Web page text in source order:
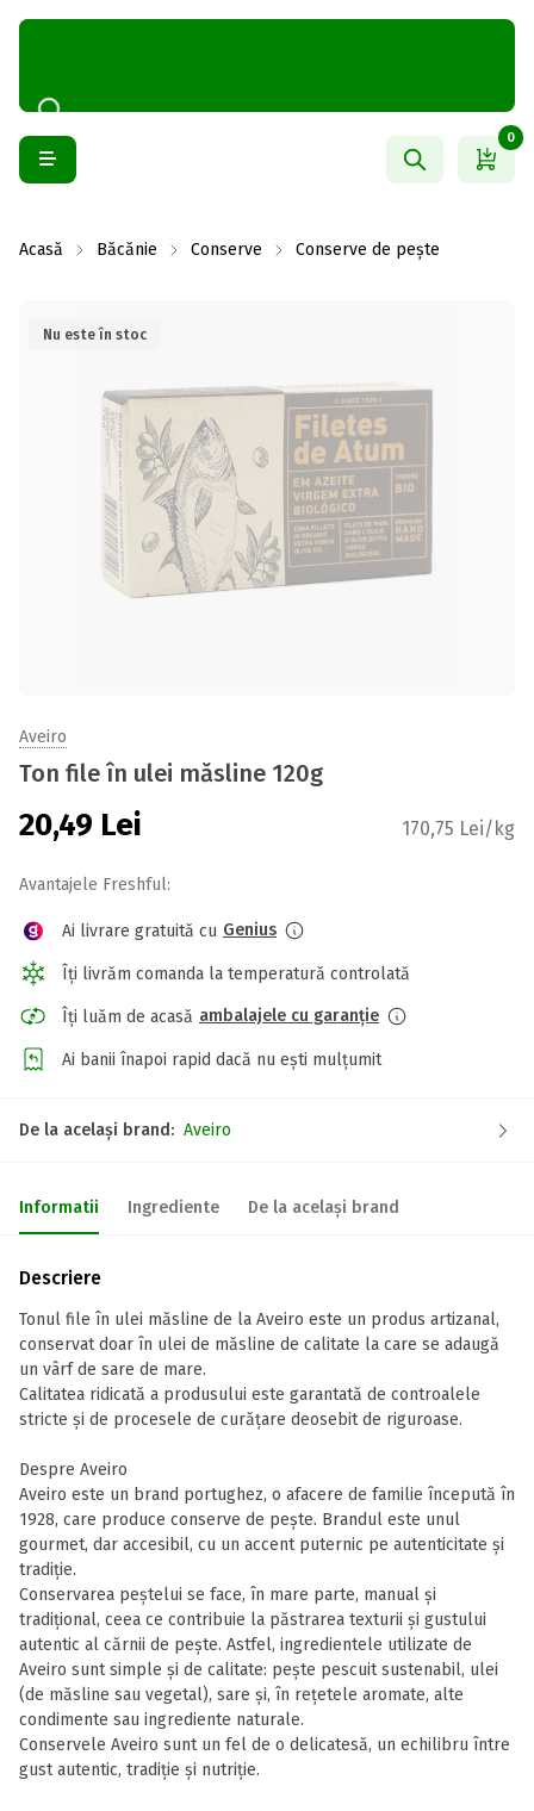
0
Acasă Băcănie Conserve Conserve de pește
Nu este în stoc
Aveiro
Ton file în ulei măsline 120g
20,49 Lei 170,75 Lei/kg
Avantajele Freshful:
Ai livrare gratuită cu Genius
Îți livrăm comanda la temperatură controlată
Îți luăm de acasă ambalajele cu garanție
Ai banii înapoi rapid dacă nu ești mulțumit
De la același brand: Aveiro
Informatii Ingrediente De la același brand
Descriere
Tonul file în ulei măsline de la Aveiro este un produs artizanal,
conservat doar în ulei de măsline de calitate la care se adaugă
un vârf de sare de mare.
Calitatea ridicată a produsului este garantată de controalele
stricte și de procesele de curățare deosebit de riguroase.
Despre Aveiro
Aveiro este un brand portughez, o afacere de familie începută în
1928, care produce conserve de pește. Brandul este unul
gourmet, dar accesibil, cu un accent puternic pe autenticitate și
tradiție.
Conservarea peștelui se face, în mare parte, manual și
tradițional, ceea ce contribuie la păstrarea texturii și gustului
autentic al cărnii de pește. Astfel, ingredientele utilizate de
Aveiro sunt simple și de calitate: pește pescuit sustenabil, ulei
(de măsline sau vegetal), sare și, în rețetele aromate, alte
condimente sau ingrediente naturale.
Conservele Aveiro sunt un fel de o delicatesă, un echilibru între
gust autentic, tradiție și nutriție.